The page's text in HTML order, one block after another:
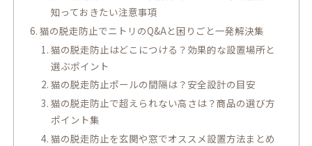
知っておきたい注意事項
猫の脱走防止でニトリのQ&Aと困りごと一発解決集
猫の脱走防止はどこにつける？効果的な設置場所と
選ぶポイント
猫の脱走防止ポールの間隔は？安全設計の目安
猫の脱走防止で超えられない高さは？商品の選び方
ポイント集
猫の脱走防止を玄関や窓でオススメ設置方法まとめ